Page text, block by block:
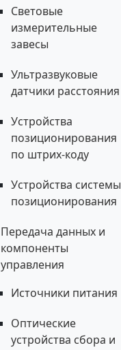
Световые
измерительные
завесы
Ультразвуковые
датчики расстояния
Устройства
позиционирования
по штрих-коду
Устройства системы
позиционирования
Передача данных и
компоненты
управления
Источники питания
Оптические
устройства сбора и